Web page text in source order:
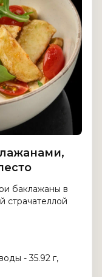
баклажаны в
страчателлой
- 35.92 г,